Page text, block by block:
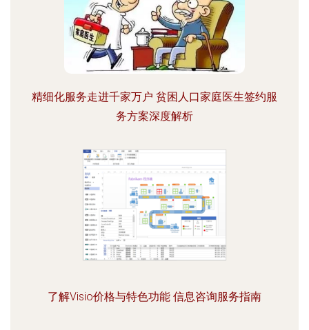
精细化服务走进千家万户 贫困人口家庭医生签约服
务方案深度解析
了解Visio价格与特色功能 信息咨询服务指南